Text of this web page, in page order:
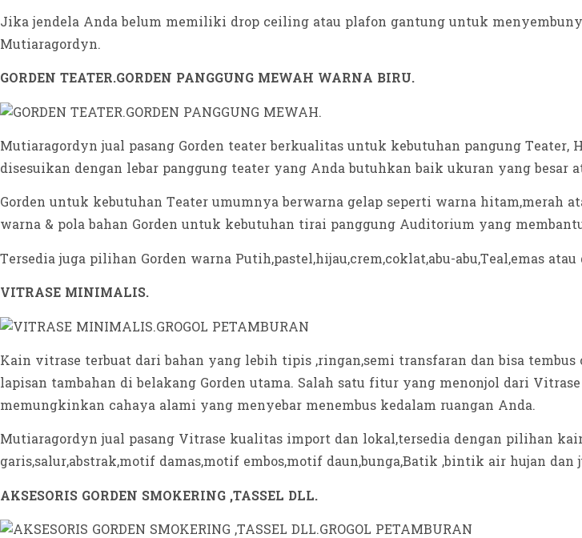
Jika jendela Anda belum memiliki drop ceiling atau plafon gantung untuk
Mutiaragordyn.
GORDEN TEATER.GORDEN PANGGUNG MEWAH WARNA BIRU.
Mutiaragordyn jual pasang Gorden teater berkualitas untuk kebutuhan pangung Teater,
disesuikan dengan lebar panggung teater yang Anda butuhkan baik ukuran yang
Gorden untuk kebutuhan Teater umumnya berwarna gelap seperti warna
warna & pola bahan Gorden untuk kebutuhan tirai panggung Auditorium yang
Tersedia juga pilihan Gorden warna Putih,pastel,hijau,crem,coklat,abu-abu,Teal,emas
VITRASE MINIMALIS.
Kain vitrase terbuat dari bahan yang lebih tipis ,ringan,semi transfaran dan bisa
lapisan tambahan di belakang Gorden utama. Salah satu fitur yang menonjol dari
memungkinkan cahaya alami yang menyebar menembus kedalam ruangan Anda.
Mutiaragordyn jual pasang Vitrase kualitas import dan lokal,tersedia dengan pilihan
garis,salur,abstrak,motif damas,motif embos,motif daun,bunga,Batik ,bintik air hujan
AKSESORIS GORDEN SMOKERING ,TASSEL DLL.